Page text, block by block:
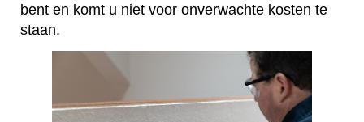
bent en komt u niet voor onverwachte kosten te
staan.